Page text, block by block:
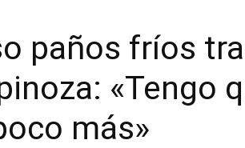
paños fríos
«Tengo
más»